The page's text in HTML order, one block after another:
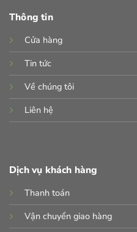
Thông tin
Cửa hàng
Tin tức
Về chúng tôi
Liên hệ
Dịch vụ khách hàng
Thanh toán
Vận chuyển giao hàng